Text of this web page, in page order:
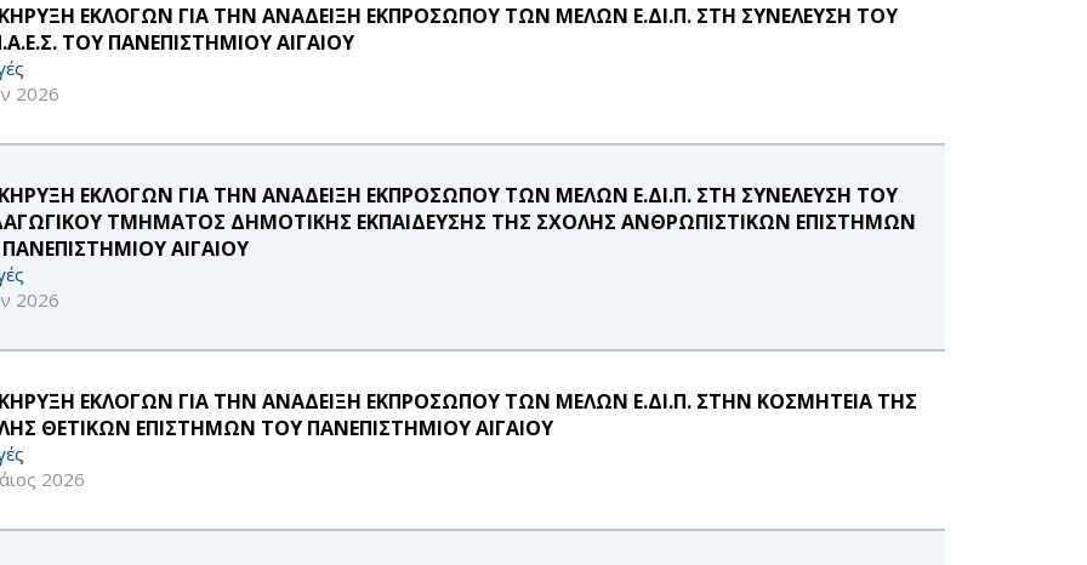
ΕΚΛΟΓΩΝ ΓΙΑ ΤΗΝ ΑΝΑΔΕΙΞΗ ΕΚΠΡΟΣΩΠΟΥ ΤΩΝ ΜΕΛΩΝ Ε.ΔΙ.Π. ΣΤΗ ΣΥΝΕΛΕΥΣΗ ΤΟΥ
ΤΟΥ ΠΑΝΕΠΙΣΤΗΜΙΟΥ ΑΙΓΑΙΟΥ
2026
ΕΚΛΟΓΩΝ ΓΙΑ ΤΗΝ ΑΝΑΔΕΙΞΗ ΕΚΠΡΟΣΩΠΟΥ ΤΩΝ ΜΕΛΩΝ Ε.ΔΙ.Π. ΣΤΗ ΣΥΝΕΛΕΥΣΗ ΤΟΥ
ΤΜΗΜΑΤΟΣ ΔΗΜΟΤΙΚΗΣ ΕΚΠΑΙΔΕΥΣΗΣ ΤΗΣ ΣΧΟΛΗΣ ΑΝΘΡΩΠΙΣΤΙΚΩΝ ΕΠΙΣΤΗΜΩΝ
ΑΙΓΑΙΟΥ
2026
ΕΚΛΟΓΩΝ ΓΙΑ ΤΗΝ ΑΝΑΔΕΙΞΗ ΕΚΠΡΟΣΩΠΟΥ ΤΩΝ ΜΕΛΩΝ Ε.ΔΙ.Π. ΣΤΗΝ ΚΟΣΜΗΤΕΙΑ ΤΗΣ
ΘΕΤΙΚΩΝ ΕΠΙΣΤΗΜΩΝ ΤΟΥ ΠΑΝΕΠΙΣΤΗΜΙΟΥ ΑΙΓΑΙΟΥ
2026